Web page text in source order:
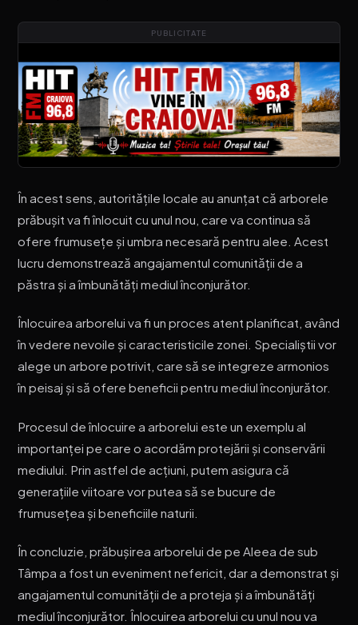
PUBLICITATE
În acest sens, autoritățile locale au anunțat că arborele
prăbușit va fi înlocuit cu unul nou, care va continua să
ofere frumusețe și umbra necesară pentru alee. Acest
lucru demonstrează angajamentul comunității de a
păstra și a îmbunătăți mediul înconjurător.
Înlocuirea arborelui va fi un proces atent planificat, având
în vedere nevoile și caracteristicile zonei. Specialiștii vor
alege un arbore potrivit, care să se integreze armonios
în peisaj și să ofere beneficii pentru mediul înconjurător.
Procesul de înlocuire a arborelui este un exemplu al
importanței pe care o acordăm protejării și conservării
mediului. Prin astfel de acțiuni, putem asigura că
generațiile viitoare vor putea să se bucure de
frumusețea și beneficiile naturii.
În concluzie, prăbușirea arborelui de pe Aleea de sub
Tâmpa a fost un eveniment nefericit, dar a demonstrat și
angajamentul comunității de a proteja și a îmbunătăți
mediul înconjurător. Înlocuirea arborelui cu unul nou va